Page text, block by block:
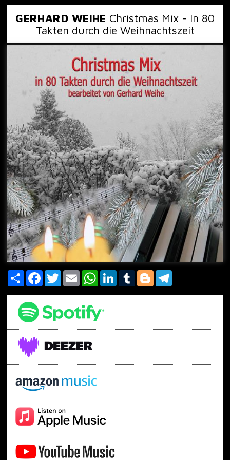
GERHARD WEIHE Christmas Mix - In 80
Takten durch die Weihnachtszeit
Share FacebookTwitterEmail WhatsAppLinkedInTumblrBlogger